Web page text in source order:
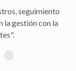
seguimiento
la gestión con la